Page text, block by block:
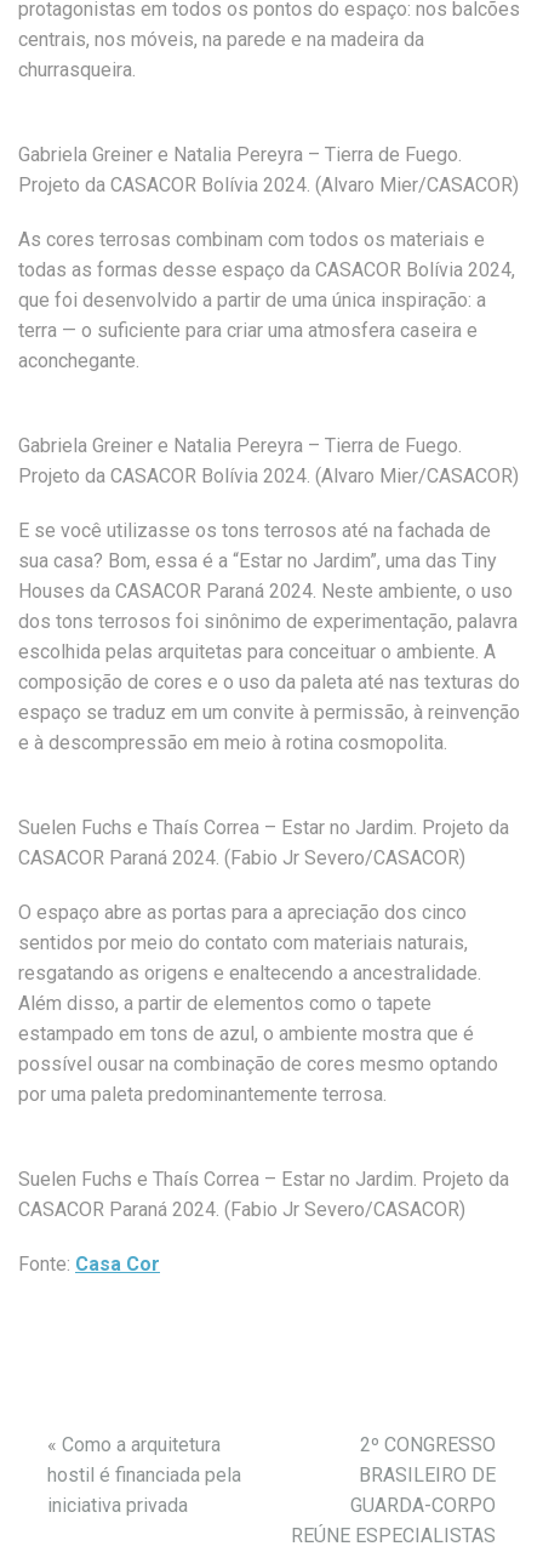
protagonistas em todos os pontos do espaço: nos balcões
centrais, nos móveis, na parede e na madeira da
churrasqueira.
Gabriela Greiner e Natalia Pereyra – Tierra de Fuego.
Projeto da CASACOR Bolívia 2024. (Alvaro Mier/CASACOR)
As cores terrosas combinam com todos os materiais e
todas as formas desse espaço da CASACOR Bolívia 2024,
que foi desenvolvido a partir de uma única inspiração: a
terra — o suficiente para criar uma atmosfera caseira e
aconchegante.
Gabriela Greiner e Natalia Pereyra – Tierra de Fuego.
Projeto da CASACOR Bolívia 2024. (Alvaro Mier/CASACOR)
E se você utilizasse os tons terrosos até na fachada de
sua casa? Bom, essa é a “Estar no Jardim”, uma das Tiny
Houses da CASACOR Paraná 2024. Neste ambiente, o uso
dos tons terrosos foi sinônimo de experimentação, palavra
escolhida pelas arquitetas para conceituar o ambiente. A
composição de cores e o uso da paleta até nas texturas do
espaço se traduz em um convite à permissão, à reinvenção
e à descompressão em meio à rotina cosmopolita.
Suelen Fuchs e Thaís Correa – Estar no Jardim. Projeto da
CASACOR Paraná 2024. (Fabio Jr Severo/CASACOR)
O espaço abre as portas para a apreciação dos cinco
sentidos por meio do contato com materiais naturais,
resgatando as origens e enaltecendo a ancestralidade.
Além disso, a partir de elementos como o tapete
estampado em tons de azul, o ambiente mostra que é
possível ousar na combinação de cores mesmo optando
por uma paleta predominantemente terrosa.
Suelen Fuchs e Thaís Correa – Estar no Jardim. Projeto da
CASACOR Paraná 2024. (Fabio Jr Severo/CASACOR)
Fonte: Casa Cor
« Como a arquitetura
hostil é financiada pela
iniciativa privada
2º CONGRESSO
BRASILEIRO DE
GUARDA-CORPO
REÚNE ESPECIALISTAS